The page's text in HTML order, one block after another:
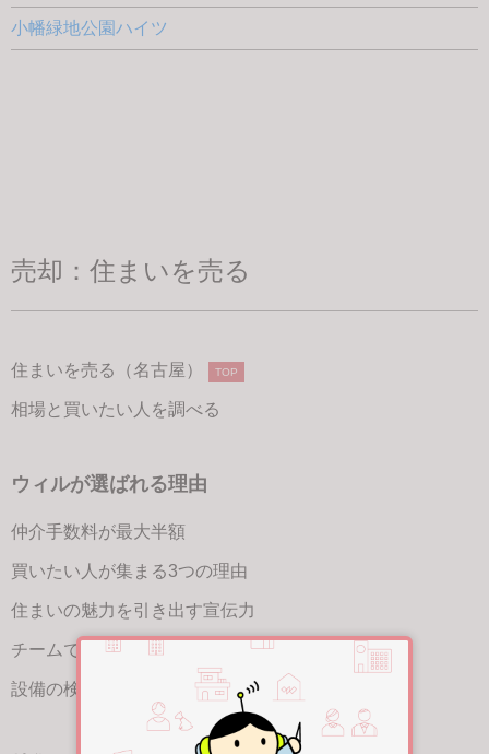
小幡緑地公園ハイツ
売却：住まいを売る
住まいを売る（名古屋） TOP
相場と買いたい人を調べる
ウィルが選ばれる理由
仲介手数料が最大半額
買いたい人が集まる3つの理由
住まいの魅力を引き出す宣伝力
チームで売却をサポート
設備の検査と保証サービス